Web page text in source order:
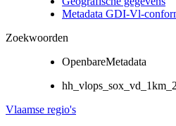
Metadata GDI-Vl-
Zoekwoorden
OpenbareMetadata
Vlaamse regio's